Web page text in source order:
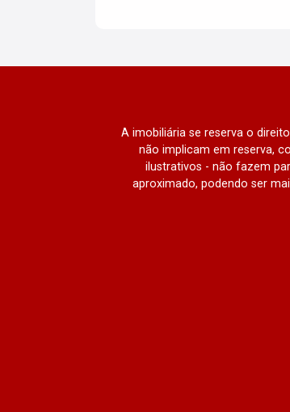
A imobiliária se reserva o
não implicam em reserva,
ilustrativos - não fazem
aproximado, podendo ser